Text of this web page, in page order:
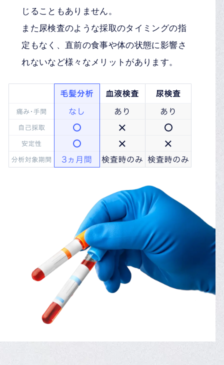
じることもありません。
また尿検査のような採取のタイミングの指
定もなく、直前の食事や体の状態に影響さ
れないなど様々なメリットがあります。